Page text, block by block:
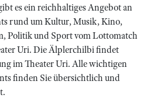
es ein reichhaltiges Angebot an
rund um Kultur, Musik, Kino,
Politik und Sport vom Lottomatch
Uri. Die Älplerchilbi findet
im Theater Uri. Alle wichtigen
finden Sie übersichtlich und